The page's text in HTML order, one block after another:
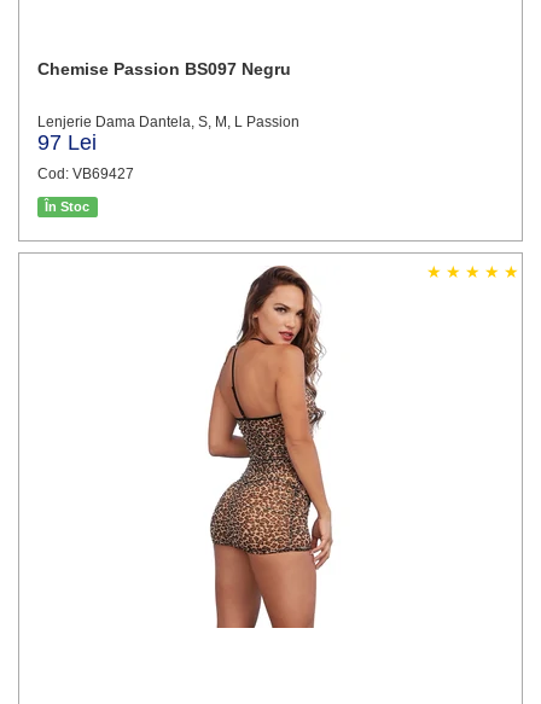
Chemise Passion BS097 Negru
Lenjerie Dama Dantela, S, M, L Passion
97 Lei
Cod: VB69427
În Stoc